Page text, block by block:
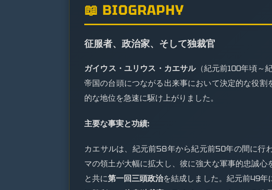
📖 BIOGRAPHY
征服者、政治家、そして独裁官
ガイウス・ユリウス・カエサル（紀元前100年頃～
帝国の台頭につながる出来事において決定的な役
的な地位を急速に駆け上がりました。
主要な事実と功績:
カエサルは、紀元前58年から紀元前50年の間に行
マの領土が大幅に拡大し、彼に強大な軍事的忠誠
と共に第一回三頭政治を結成しました。紀元前49年